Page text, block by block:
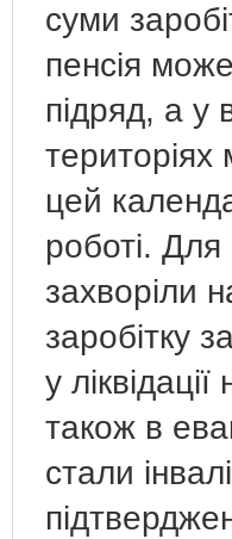
суми
пенсія
підряд, а у
територіях
цей
роботі.
захворіли
заробітку
у
також в
стали